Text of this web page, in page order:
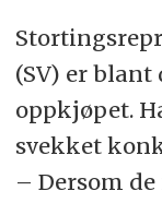
(SV) er
oppkjøpet.
svekket
– Dersom